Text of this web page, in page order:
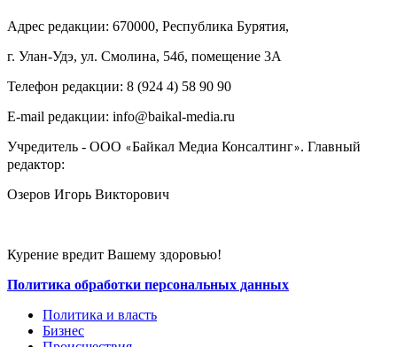
Адрес редакции: 670000, Республика Бурятия,
г. Улан-Удэ, ул. Смолина, 54б, помещение 3А
Телефон редакции: ‎‎8 (924 4) 58 90 90
E-mail редакции: info@baikal-media.ru
Учредитель - ООО «Байкал Медиа Консалтинг». Главный
редактор:
Озеров Игорь Викторович
Курение вредит Вашему здоровью!
Политика обработки персональных данных
Политика и власть
Бизнес